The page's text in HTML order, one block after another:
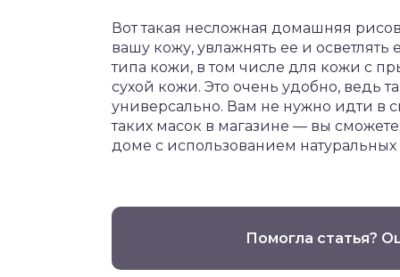
Вот такая несложная домашняя
вашу кожу, увлажнять ее и осветлять
типа кожи, в том числе для кожи с
сухой кожи. Это очень удобно, ведь
универсально. Вам не нужно идти в
таких масок в магазине — вы
доме с использованием
Помогла статья?